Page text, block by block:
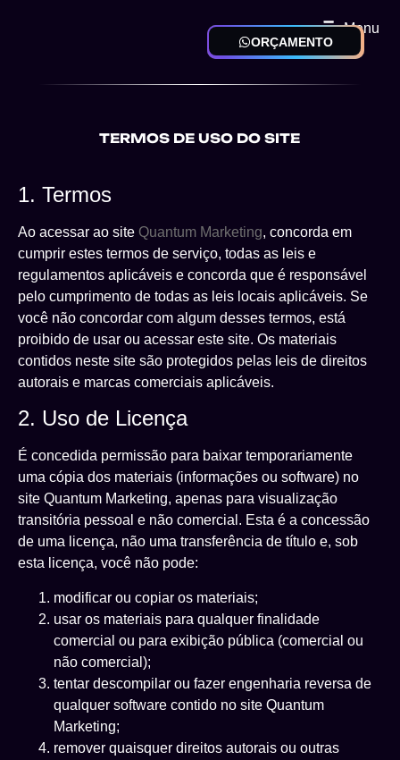
ORÇAMENTO
Menu
TERMOS DE USO DO SITE
1. Termos
Ao acessar ao site Quantum Marketing, concorda em
cumprir estes termos de serviço, todas as leis e
regulamentos aplicáveis ​​e concorda que é responsável
pelo cumprimento de todas as leis locais aplicáveis. Se
você não concordar com algum desses termos, está
proibido de usar ou acessar este site. Os materiais
contidos neste site são protegidos pelas leis de direitos
autorais e marcas comerciais aplicáveis.
2. Uso de Licença
É concedida permissão para baixar temporariamente
uma cópia dos materiais (informações ou software) no
site Quantum Marketing, apenas para visualização
transitória pessoal e não comercial. Esta é a concessão
de uma licença, não uma transferência de título e, sob
esta licença, você não pode:
modificar ou copiar os materiais;
usar os materiais para qualquer finalidade
comercial ou para exibição pública (comercial ou
não comercial);
tentar descompilar ou fazer engenharia reversa de
qualquer software contido no site Quantum
Marketing;
remover quaisquer direitos autorais ou outras